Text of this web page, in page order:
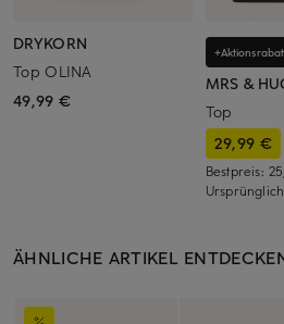
DRYKORN
Top OLINA
49,99 €
MRS &
Top
29,99 €
Bestpreis:
ÄHNLICHE ARTIKEL